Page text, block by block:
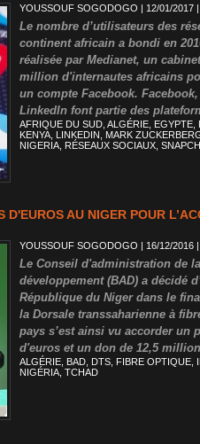
YOUSSOUF SOGODOGO | 12/01/2017 |
Le nombre d’utilisateurs des
continent africain a bondi en
réalisée par Medianet, un
million d'internautes africains
un compte Facebook.
LinkedIn font partie des
AFRIQUE DU SUD ALGÉRIE EGYPTE
KENYA LINKEDIN MARK
NIGERIA RÉSEAUX SOCIAUX
AU NIGER POUR
YOUSSOUF SOGODOGO | 16/12/2016 |
Le Conseil d'administration de
développement (BAD) a décidé
République du Niger dans le
la Dorsale transsaharienne à
pays s’est ainsi vu accorder un
d'euros et un don de 12,5
ALGÉRIE BAD DTS FIBRE OPTIQUE
NIGÉRIA TCHAD